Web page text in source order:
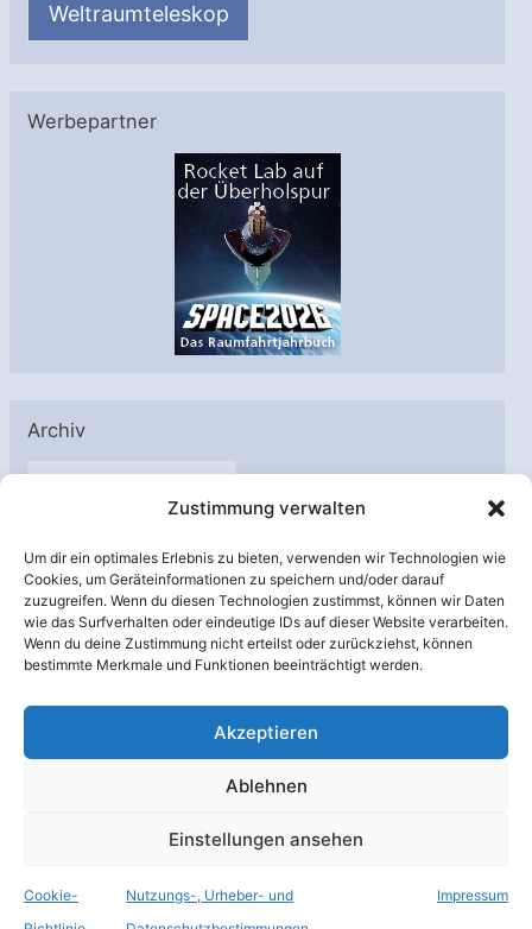
Zustimmung verwalten
Um dir ein optimales Erlebnis zu bieten, verwenden wir Technologien wie
Cookies, um Geräteinformationen zu speichern und/oder darauf
zuzugreifen. Wenn du diesen Technologien zustimmst, können wir Daten
wie das Surfverhalten oder eindeutige IDs auf dieser Website verarbeiten.
Wenn du deine Zustimmung nicht erteilst oder zurückziehst, können
bestimmte Merkmale und Funktionen beeinträchtigt werden.
Akzeptieren
Ablehnen
Einstellungen ansehen
Cookie-
Nutzungs-, Urheber- und
Impressum
Weltraumteleskop
Werbepartner
Archiv
A
h
i
v
Unterstützt von:
© Raumfahrer Net e.V. 2026